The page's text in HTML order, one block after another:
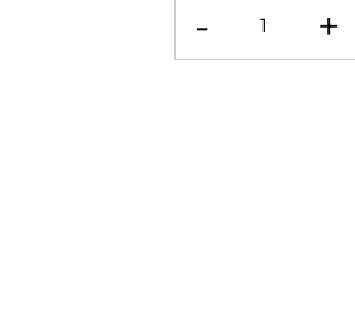
- +